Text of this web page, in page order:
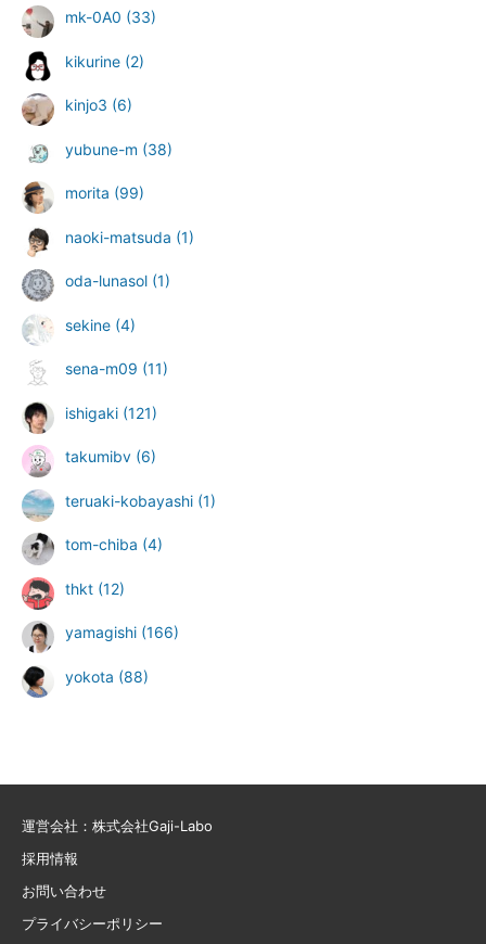
mk-0A0 (33)
kikurine (2)
kinjo3 (6)
yubune-m (38)
morita (99)
naoki-matsuda (1)
oda-lunasol (1)
sekine (4)
sena-m09 (11)
ishigaki (121)
takumibv (6)
teruaki-kobayashi (1)
tom-chiba (4)
thkt (12)
yamagishi (166)
yokota (88)
運営会社：株式会社Gaji-Labo
採用情報
お問い合わせ
プライバシーポリシー